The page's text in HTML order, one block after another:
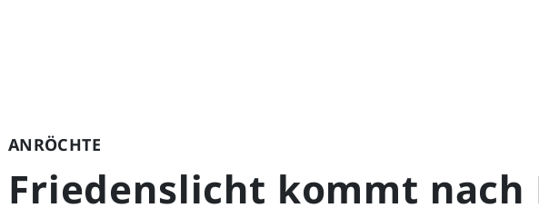
ANRÖCHTE
Friedenslicht kommt nach